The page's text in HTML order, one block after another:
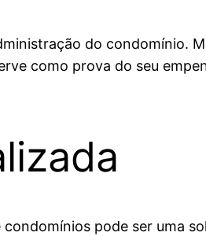
do condomínio.
como prova do seu
pode ser uma